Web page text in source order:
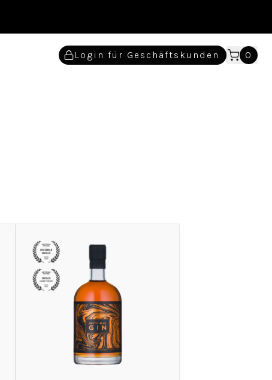
Login für Geschäftskunden 0